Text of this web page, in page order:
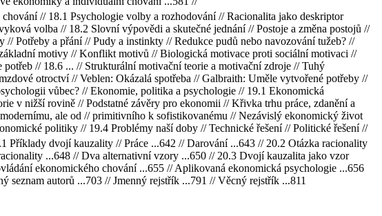
// 18.1 Psychologie volby a rozhodování // Racionalita jako deskriptor
volba // 18.2 Slovní výpovědi a skutečné jednání // Postoje a změna postojů //
Potřeby a přání // Pudy a instinkty // Redukce pudů nebo navozování tužeb? //
motivy // Konflikt motivů // Biologická motivace proti sociální motivaci //
// 18.6 ... // Strukturální motivační teorie a motivační zdroje // Tuhý
otroctví // Veblen: Okázalá spotřeba // Galbraith: Uměle vytvořené potřeby //
vůbec? // Ekonomie, politika a psychologie // 19.1 Ekonomická
v nižší rovině // Podstatné závěry pro ekonomii // Křivka trhu práce, zdanění a
ale od // primitivního k sofistikovanému // Nezávislý ekonomický život
politiky // 19.4 Problémy naší doby // Technické řešení // Politické řešení //
dvojí kauzality // Práce ...642 // Darování ...643 // 20.2 Otázka racionality
...648 // Dva alternativní vzory ...650 // 20.3 Dvojí kauzalita jako vzor
ekonomického chování ...655 // Aplikovaná ekonomická psychologie ...656
autorů ...703 // Jmenný rejstřík ...791 // Věcný rejstřík ...811